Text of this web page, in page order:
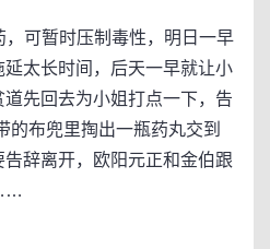
可暂时压制毒性，明日一早
太长时间，后天一早就让小
先回去为小姐打点一下，告
的布兜里掏出一瓶药丸交到
辞离开，欧阳元正和金伯跟